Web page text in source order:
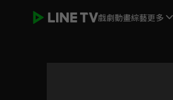
戲劇動畫綜藝更多